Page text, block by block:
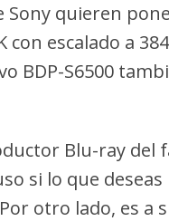
Sony quieren
escalado a
BDP-S6500
Blu-ray del
si lo que
otro lado, es a